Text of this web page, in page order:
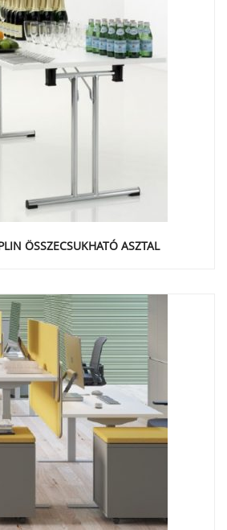
ÖSSZECSUKHATÓ ASZTAL